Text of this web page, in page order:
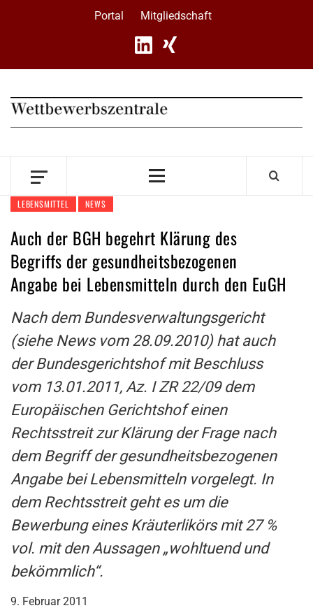
Portal Mitgliedschaft
Primary
LEBENSMITTEL NEWS
Auch der BGH begehrt Klärung des
Begriffs der gesundheitsbezogenen
Angabe bei Lebensmitteln durch den EuGH
Nach dem Bundesverwaltungsgericht
(siehe News vom 28.09.2010) hat auch
der Bundesgerichtshof mit Beschluss
vom 13.01.2011, Az. I ZR 22/09 dem
Europäischen Gerichtshof einen
Rechtsstreit zur Klärung der Frage nach
dem Begriff der gesundheitsbezogenen
Angabe bei Lebensmitteln vorgelegt. In
dem Rechtsstreit geht es um die
Bewerbung eines Kräuterlikörs mit 27 %
vol. mit den Aussagen „wohltuend und
bekömmlich“.
9. Februar 2011